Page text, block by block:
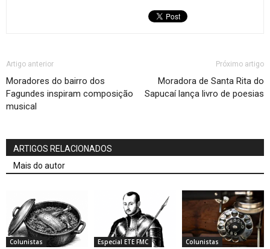
Artigo anterior
Moradores do bairro dos
Fagundes inspiram composição
musical
Próximo artigo
Moradora de Santa Rita do
Sapucaí lança livro de poesias
ARTIGOS RELACIONADOS
Mais do autor
Colunistas Especial ETE FMC Colunistas